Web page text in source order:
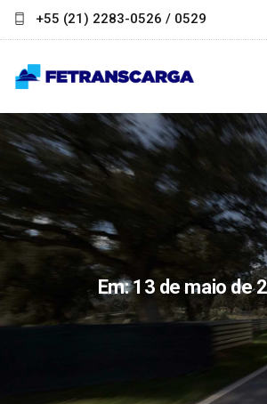
+55 (21) 2283-0526 / 0529
INSTITUCIONAL
NOTÍCIAS
LINKS ÚTEIS
PARCEIROS
FALE CONOSCOEm: 13 de maio de